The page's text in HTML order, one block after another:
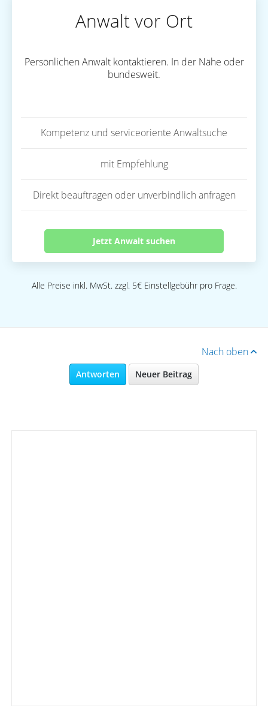
Anwalt vor Ort
Persönlichen Anwalt kontaktieren. In der Nähe oder
bundesweit.
Kompetenz und serviceoriente Anwaltsuche
mit Empfehlung
Direkt beauftragen oder unverbindlich anfragen
Jetzt Anwalt suchen
Alle Preise inkl. MwSt. zzgl. 5€ Einstellgebühr pro Frage.
Nach oben
Antworten Neuer Beitrag